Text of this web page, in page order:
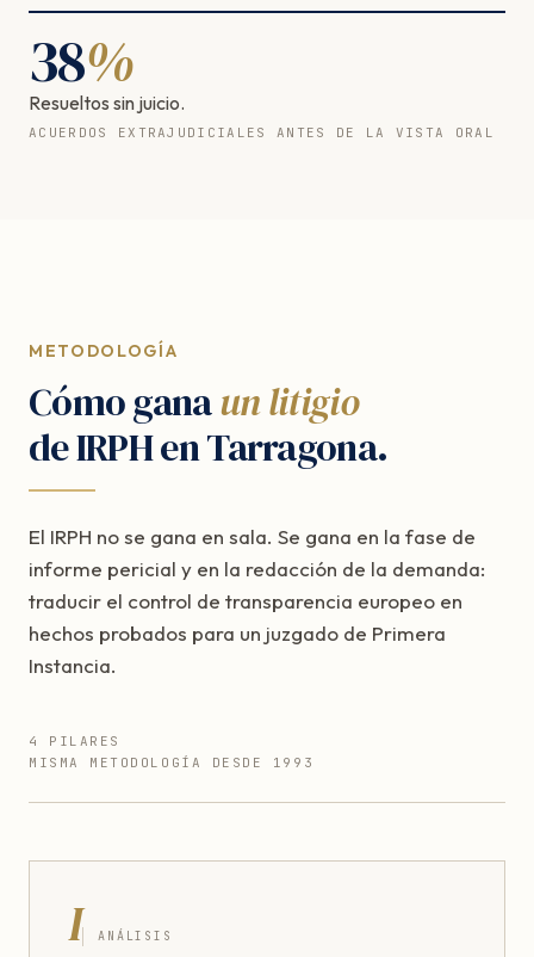
38%
Resueltos sin juicio.
ACUERDOS EXTRAJUDICIALES ANTES DE LA VISTA ORAL
METODOLOGÍA
Cómo ganaun litigio
de IRPH en Tarragona.
El IRPH no se gana en sala. Se gana en la fase de
informe pericial y en la redacción de la demanda:
traducir el control de transparencia europeo en
hechos probados para un juzgado de Primera
Instancia.
4 PILARES
MISMA METODOLOGÍA DESDE 1993
I ANÁLISIS